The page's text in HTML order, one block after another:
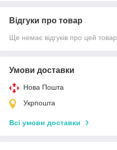
Відгуки про товар
Ще немає відгуків про цей товар
Умови доставки
Нова Пошта
Укрпошта
Всі умови доставки